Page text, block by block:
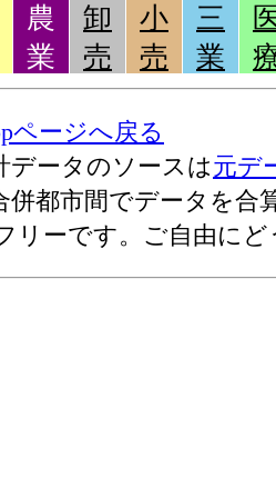
小計[千万円](2006)
万円](2006)
計[千万円](2006)
総計[千万円](2006)
万円](2006)
[百万円](2012)
農
業
卸
売
小
売
三
業
ページへ戻る
データのソースは元デ
併都市間でデータを合
リーです。ご自由にど